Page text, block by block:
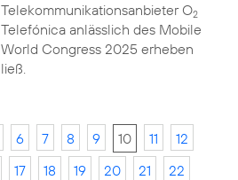
Telekommunikationsanbieter O2
Telefónica anlässlich des Mobile
World Congress 2025 erheben
ließ.
6 7 8 9 10 11
12
17 18 19 20 21
22